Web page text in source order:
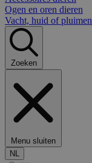
Ogen en oren dieren
Vacht, huid of pluimen
Zoeken
Menu sluiten
NL